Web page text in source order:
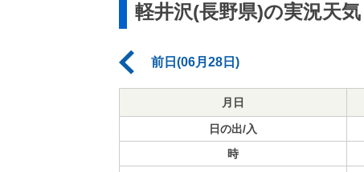
軽井沢(長野県)の実況天気
前日(06月28日)
月日
日の出/入
時